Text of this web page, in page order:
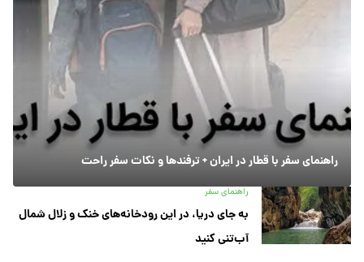
راهنمای سفر با قطار در ایران + ترفندها و نکات سفر راحت
راهنمای سفر
به جای دریا، در این رودخانه‌های خنک و زلال شمال
آب‌تنی کنید